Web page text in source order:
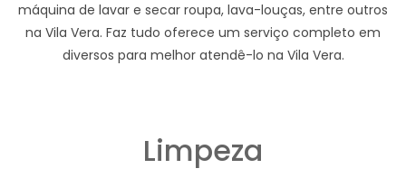
máquina de lavar e secar roupa, lava-louças, entre outros
na Vila Vera. Faz tudo oferece um serviço completo em
diversos para melhor atendê-lo na Vila Vera.
Limpeza